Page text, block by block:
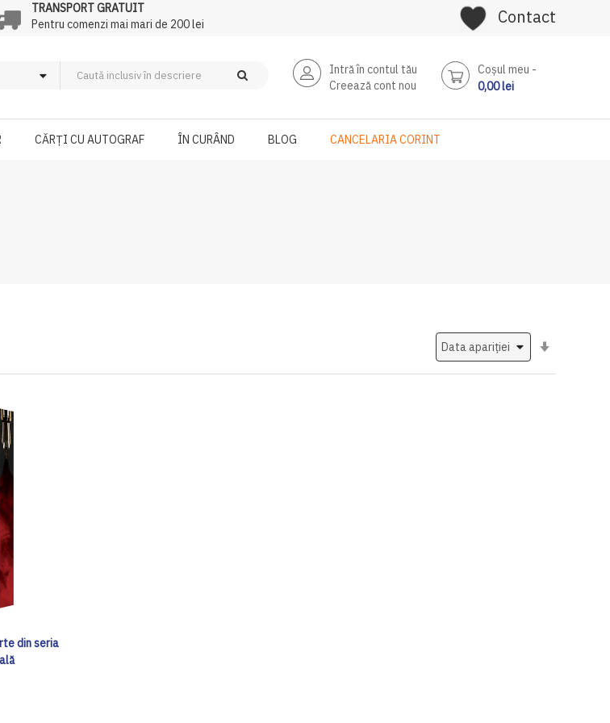
TRANSPORT GRATUIT
Pentru comenzi mai mari de 200 lei
Contact
Intră în contul tău
Creează cont nou
Coşul meu
0,00 lei
CĂRȚI CU AUTOGRAF ÎN CURÂND BLOG CANCELARIA CORINT
din seria